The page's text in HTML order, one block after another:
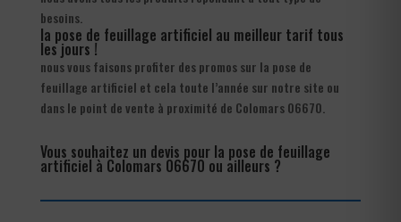
besoins.
la pose de feuillage artificiel au meilleur tarif tous
les jours !
nous vous faisons profiter des promos sur la pose de
feuillage artificiel et cela toute l’année sur notre site ou
dans le point de vente à proximité de Colomars 06670.
Vous souhaitez un devis pour la pose de feuillage
artificiel à Colomars 06670 ou ailleurs ?